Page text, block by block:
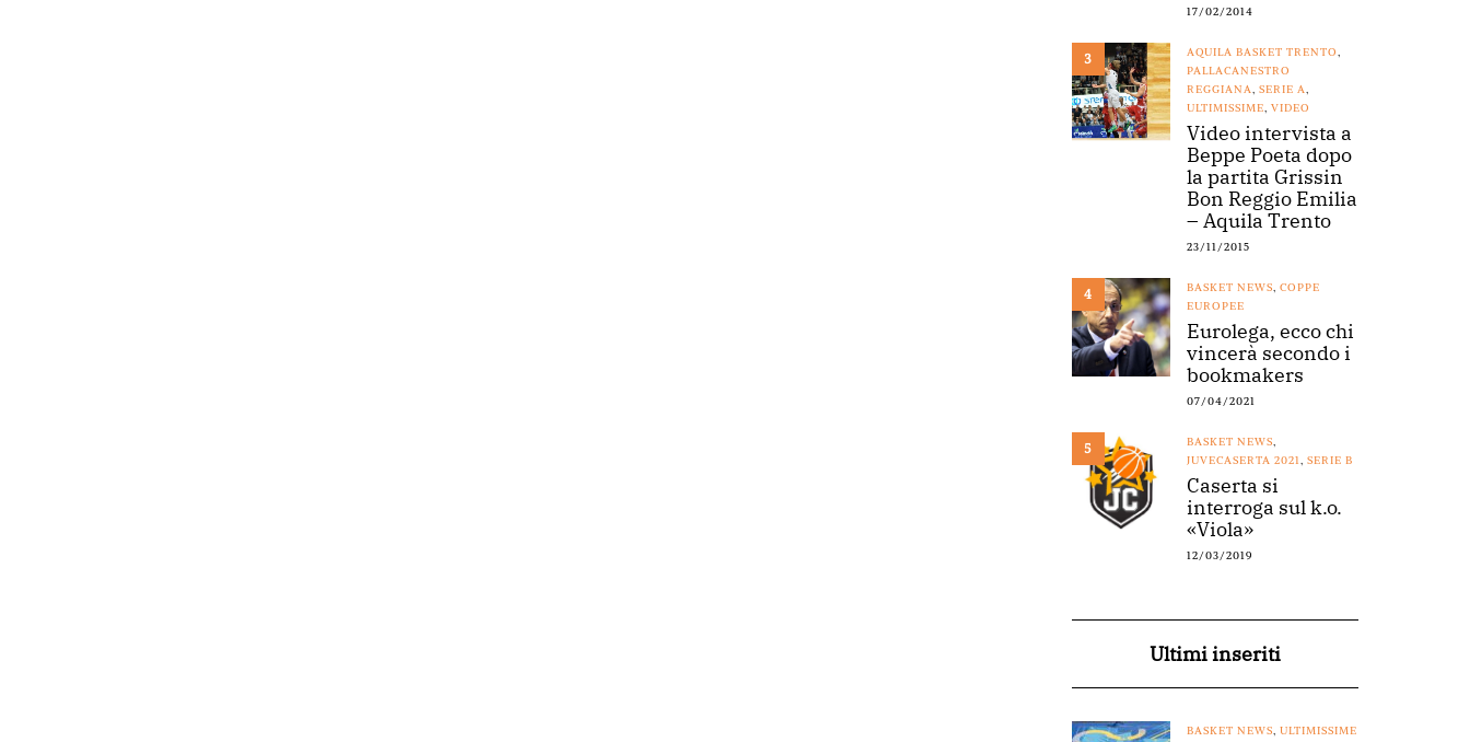
17/02/2014
3 AQUILA BASKET TRENTO,
PALLACANESTRO
REGGIANA, SERIE A,
ULTIMISSIME, VIDEO
Video intervista a
Beppe Poeta dopo
la partita Grissin
Bon Reggio Emilia
– Aquila Trento
23/11/2015
4 BASKET NEWS, COPPE
EUROPEE
Eurolega, ecco chi
vincerà secondo i
bookmakers
07/04/2021
5 BASKET NEWS,
JUVECASERTA 2021, SERIE B
Caserta si
interroga sul k.o.
«Viola»
12/03/2019
Ultimi inseriti
BASKET NEWS, ULTIMISSIME